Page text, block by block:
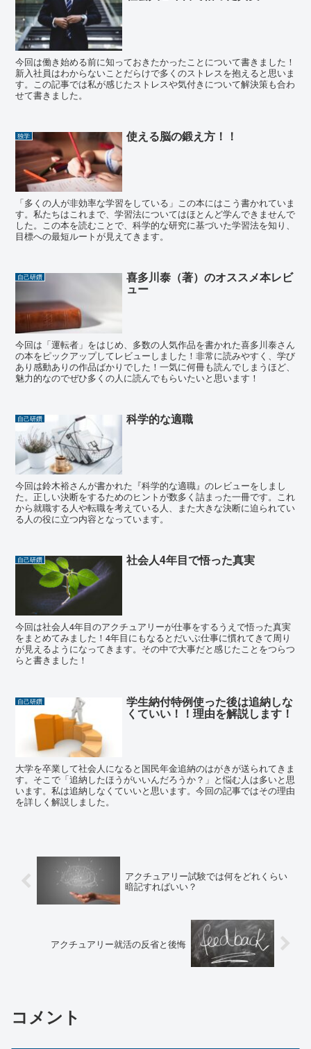
今回は働き始める前に知っておきたかったことについて書きました！
新入社員はわからないことだらけで多くのストレスを抱えると思いま
す。この記事では私が感じたストレスや気付きについて解決策も合わ
せて書きました。
独学 使える脳の鍛え方！！
「多くの人が非効率な学習をしている」この本にはこう書かれていま
す。私たちはこれまで、学習法についてはほとんど学んできませんで
した。この本を読むことで、科学的な研究に基づいた学習法を知り、
目標への最短ルートが見えてきます。
自己研鑽 喜多川泰（著）のオススメ本レビ
ュー
今回は「運転者」をはじめ、多数の人気作品を書かれた喜多川泰さん
の本をピックアップしてレビューしました！非常に読みやすく、学び
あり感動ありの作品ばかりでした！一気に何冊も読んでしまうほど、
魅力的なのでぜひ多くの人に読んでもらいたいと思います！
自己研鑽 科学的な適職
今回は鈴木裕さんが書かれた『科学的な適職』のレビューをしまし
た。正しい決断をするためのヒントが数多く詰まった一冊です。これ
から就職する人や転職を考えている人、また大きな決断に迫られてい
る人の役に立つ内容となっています。
自己研鑽 社会人4年目で悟った真実
今回は社会人4年目のアクチュアリーが仕事をするうえで悟った真実
をまとめてみました！4年目にもなるとだいぶ仕事に慣れてきて周り
が見えるようになってきます。その中で大事だと感じたことをつらつ
らと書きました！
自己研鑽 学生納付特例使った後は追納しな
くていい！！理由を解説します！
大学を卒業して社会人になると国民年金追納のはがきが送られてきま
す。そこで「追納したほうがいいんだろうか？」と悩む人は多いと思
います。私は追納しなくていいと思います。今回の記事ではその理由
を詳しく解説しました。
アクチュアリー試験では何をどれくらい
暗記すればいい？
アクチュアリー就活の反省と後悔
コメント